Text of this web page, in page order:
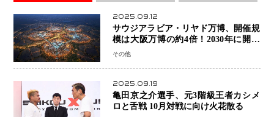
2025.09.12
サウジアラビア・リヤド万博、開催規
模は大阪万博の約4倍！2030年に開幕
予定
その他
2025.09.19
亀田京之介選手、元3階級王者カシメ